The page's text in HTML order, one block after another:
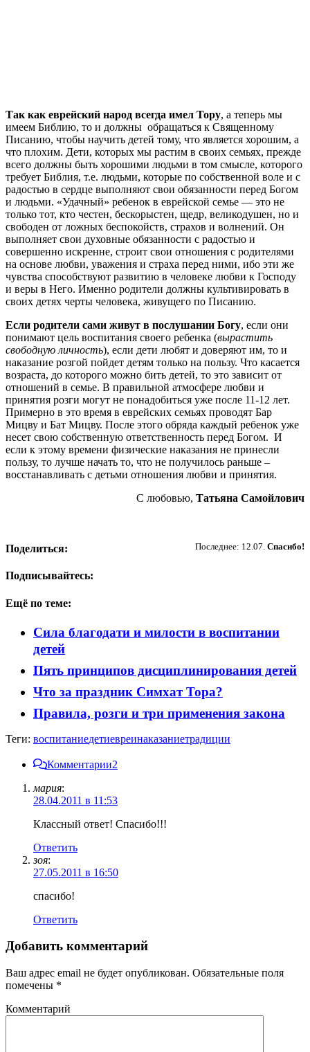
Так как еврейский народ всегда имел Тору, а теперь мы
имеем Библию, то и должны обращаться к Священному
Писанию, чтобы научить детей тому, что является хорошим, а
что плохим. Дети, которых мы растим в своих семьях, прежде
всего должны быть хорошими людьми в том смысле, которого
требует Библия, т.е. людьми, которые по собственной воле и с
радостью в сердце выполняют свои обязанности перед Богом
и людьми. «Удачный» ребенок в еврейской семье — это не
только тот, кто честен, бескорыстен, щедр, великодушен, но и
свободен от ложных беспокойств, страхов и волнений. Он
выполняет свои духовные обязанности с радостью и
совершенно искренне, строит свои отношения с родителями
на основе любви, уважения и страха перед ними, ибо эти же
чувства способствуют развитию в человеке любви к Господу
и веры в Него. Именно родители должны культивировать в
своих детях черты человека, живущего по Писанию.
Если родители сами живут в послушании Богу, если они
понимают цель воспитания своего ребенка (вырастить
свободную личность), если дети любят и доверяют им, то и
наказание розгой пойдет детям только на пользу. Что касается
возраста, до которого можно бить детей, то это зависит от
отношений в семье. В правильной атмосфере любви и
принятия розги могут не понадобиться уже после 11-12 лет.
Примерно в это время в еврейских семьях проводят Бар
Мицву и Бат Мицву. После этого обряда каждый ребенок уже
несет свою собственную ответственность перед Богом. И
если к этому времени физические наказания не принесли
пользу, то лучше начать то, что не получилось раньше –
восстанавливать с детьми отношения любви и принятия.
С любовью, Татьяна Самойлович
Последнее: 12.07. Спасибо!
Поделиться:
Подписывайтесь:
Ещё по теме:
Сила благодати и милости в воспитании
детей
Пять принципов дисциплинирования детей
Что за праздник Симхат Тора?
Правила, розги и три применения закона
Теги: воспитаниедетиевреинаказаниетрадиции
Комментарии2
мария:
28.04.2011 в 11:53
Классный ответ! Спасибо!!!
Ответить
зоя:
27.05.2011 в 16:50
спасибо!
Ответить
Добавить комментарий
Ваш адрес email не будет опубликован. Обязательные поля
помечены *
Комментарий